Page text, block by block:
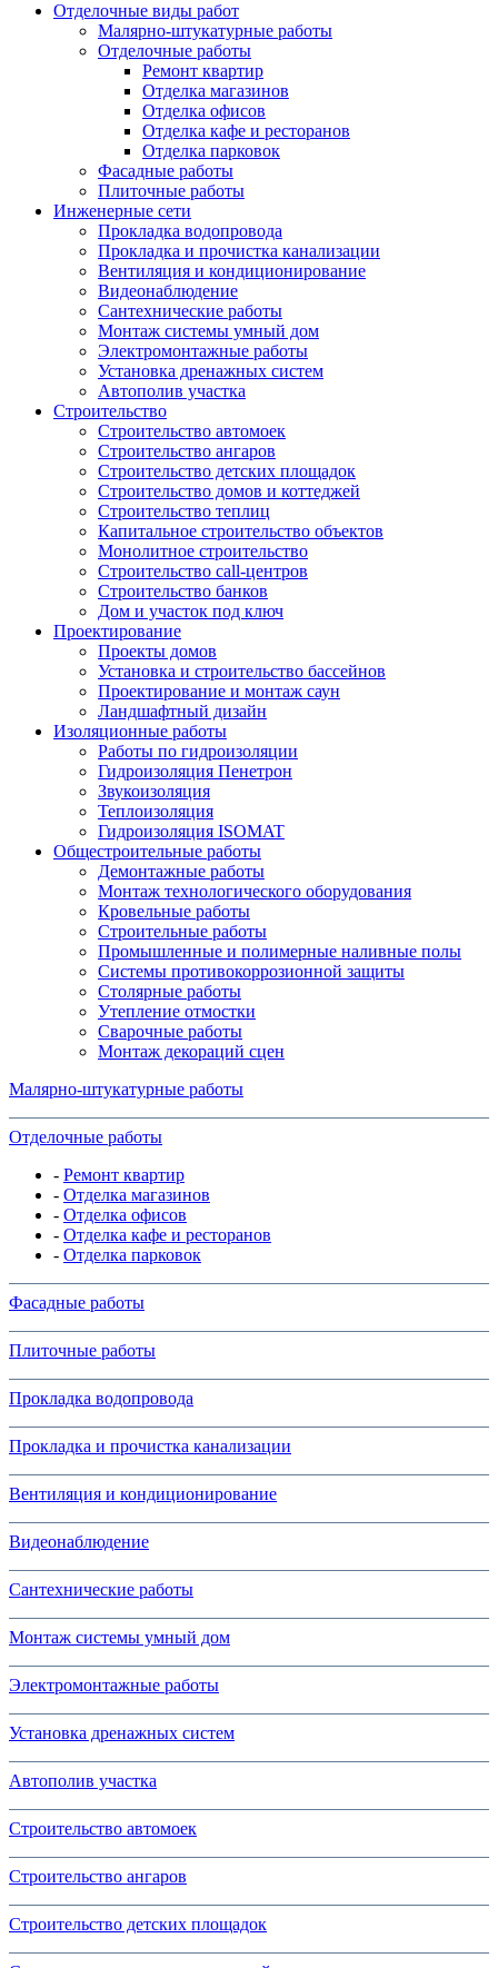
Отделочные виды работ
Малярно-штукатурные работы
Отделочные работы
Ремонт квартир
Отделка магазинов
Отделка офисов
Отделка кафе и ресторанов
Отделка парковок
Фасадные работы
Плиточные работы
Инженерные сети
Прокладка водопровода
Прокладка и прочистка канализации
Вентиляция и кондиционирование
Видеонаблюдение
Сантехнические работы
Монтаж системы умный дом
Электромонтажные работы
Установка дренажных систем
Автополив участка
Строительство
Строительство автомоек
Строительство ангаров
Строительство детских площадок
Строительство домов и коттеджей
Строительство теплиц
Капитальное строительство объектов
Монолитное строительство
Строительство call-центров
Строительство банков
Дом и участок под ключ
Проектирование
Проекты домов
Установка и строительство бассейнов
Проектирование и монтаж саун
Ландшафтный дизайн
Изоляционные работы
Работы по гидроизоляции
Гидроизоляция Пенетрон
Звукоизоляция
Теплоизоляция
Гидроизоляция ISOMAT
Общестроительные работы
Демонтажные работы
Монтаж технологического оборудования
Кровельные работы
Строительные работы
Промышленные и полимерные наливные полы
Системы противокоррозионной защиты
Столярные работы
Утепление отмостки
Сварочные работы
Монтаж декораций сцен
Малярно-штукатурные работы
Отделочные работы
- Ремонт квартир
- Отделка магазинов
- Отделка офисов
- Отделка кафе и ресторанов
- Отделка парковок
Фасадные работы
Плиточные работы
Прокладка водопровода
Прокладка и прочистка канализации
Вентиляция и кондиционирование
Видеонаблюдение
Сантехнические работы
Монтаж системы умный дом
Электромонтажные работы
Установка дренажных систем
Автополив участка
Строительство автомоек
Строительство ангаров
Строительство детских площадок